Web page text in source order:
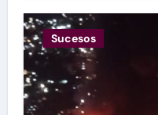
Sucesos